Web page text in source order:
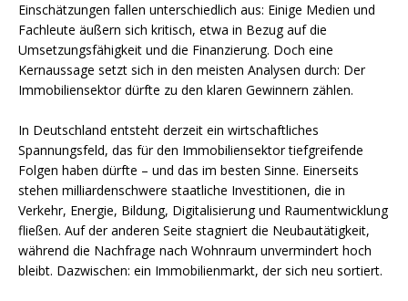
Einschätzungen fallen unterschiedlich aus: Einige Medien und
Fachleute äußern sich kritisch, etwa in Bezug auf die
Umsetzungsfähigkeit und die Finanzierung. Doch eine
Kernaussage setzt sich in den meisten Analysen durch: Der
Immobiliensektor dürfte zu den klaren Gewinnern zählen.
In Deutschland entsteht derzeit ein wirtschaftliches
Spannungsfeld, das für den Immobiliensektor tiefgreifende
Folgen haben dürfte – und das im besten Sinne. Einerseits
stehen milliardenschwere staatliche Investitionen, die in
Verkehr, Energie, Bildung, Digitalisierung und Raumentwicklung
fließen. Auf der anderen Seite stagniert die Neubautätigkeit,
während die Nachfrage nach Wohnraum unvermindert hoch
bleibt. Dazwischen: ein Immobilienmarkt, der sich neu sortiert.